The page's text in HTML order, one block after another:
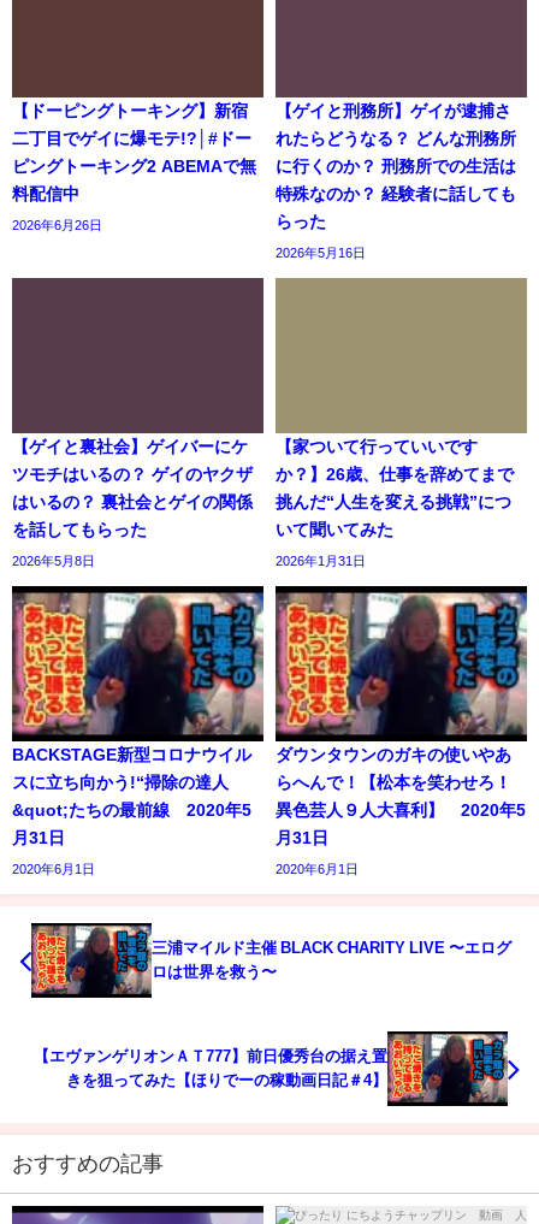
【ドーピングトーキング】新宿
二丁目でゲイに爆モテ!?│#ドー
ピングトーキング2 ABEMAで無
料配信中
2026年6月26日
【ゲイと刑務所】ゲイが逮捕さ
れたらどうなる？ どんな刑務所
に行くのか？ 刑務所での生活は
特殊なのか？ 経験者に話しても
らった
2026年5月16日
【ゲイと裏社会】ゲイバーにケ
ツモチはいるの？ ゲイのヤクザ
はいるの？ 裏社会とゲイの関係
を話してもらった
2026年5月8日
【家ついて行っていいです
か？】26歳、仕事を辞めてまで
挑んだ“人生を変える挑戦”につ
いて聞いてみた
2026年1月31日
BACKSTAGE新型コロナウイル
スに立ち向かう!“掃除の達人
&quot;たちの最前線 2020年5
月31日
2020年6月1日
ダウンタウンのガキの使いやあ
らへんで！【松本を笑わせろ！
異色芸人９人大喜利】 2020年5
月31日
2020年6月1日
三浦マイルド主催 BLACK CHARITY LIVE 〜エログ
ロは世界を救う〜
【エヴァンゲリオンＡＴ777】前日優秀台の据え置
きを狙ってみた【ほりでーの稼動画日記＃4】
おすすめの記事